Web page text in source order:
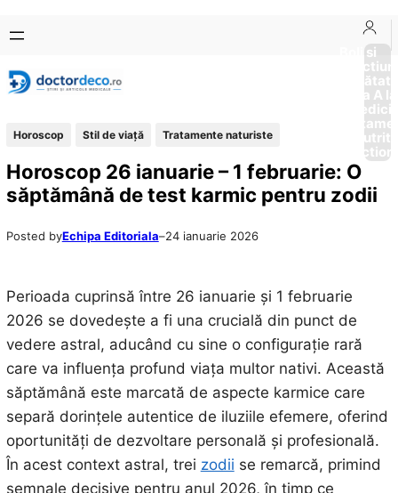
conținut
content
Boli si
Afectiuni
Sănătate
de la A
Horoscop Stil de viaţă Tratamente naturiste
Horoscop 26 ianuarie – 1 februarie: O
săptămână de test karmic pentru zodii
Posted byEchipa Editoriala–24 ianuarie 2026
Perioada cuprinsă între 26 ianuarie și 1 februarie
2026 se dovedește a fi una crucială din punct de
vedere astral, aducând cu sine o configurație rară
care va influența profund viața multor nativi. Această
săptămână este marcată de aspecte karmice care
separă dorințele autentice de iluziile efemere, oferind
oportunități de dezvoltare personală și profesională.
În acest context astral, trei zodii se remarcă, primind
semnale decisive pentru anul 2026, în timp ce